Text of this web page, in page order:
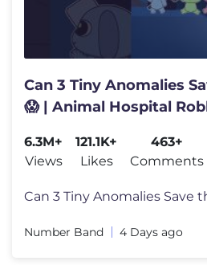
Can 3 Tiny Anomalies
😱 | Animal Hospital
6.3M+
Views
121.1K+
Likes
463+
Comments
Number Band 4 Days ago